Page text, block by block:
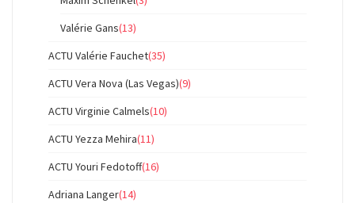
Valérie Gans(13)
ACTU Valérie Fauchet(35)
ACTU Vera Nova (Las Vegas)(9)
ACTU Virginie Calmels(10)
ACTU Yezza Mehira(11)
ACTU Youri Fedotoff(16)
Adriana Langer(14)